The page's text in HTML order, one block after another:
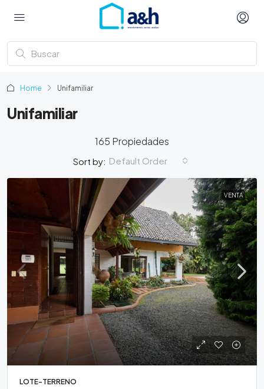
Home Unifamiliar
Unifamiliar
165 Propiedades
Sort by: Default Order
VENTA
LOTE-TERRENO